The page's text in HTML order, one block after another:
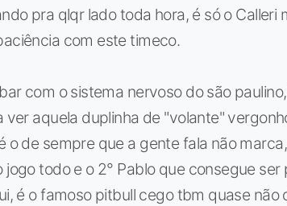
pra qlqr lado toda hora, é só o
com este timeco.
com o sistema nervoso do são
ver aquela duplinha de "volante"
o de sempre que a gente fala não
jogo todo e o 2° Pablo que consegue
é o famoso pitbull cego tbm quase